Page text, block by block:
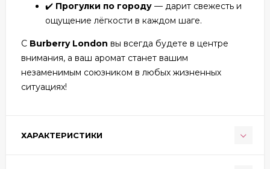
✔️ Прогулки по городу — дарит свежесть и
ощущение лёгкости в каждом шаге.
С Burberry London вы всегда будете в центре
внимания, а ваш аромат станет вашим
незаменимым союзником в любых жизненных
ситуациях!
ХАРАКТЕРИСТИКИ